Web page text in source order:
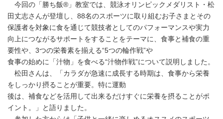
今回の「勝ち飯®」教室では、競泳オリンピックメダリスト・松
田丈志さんが登壇し、88名のスポーツに取り組むお子さまとその
保護者を対象に食を通じて競技者としてのパフォーマンスや実力
向上につながるサポートをすることをテーマに、食事と補食の重
要性や、3つの栄養素を揃える“5つの輪作戦”や
食事の始めに「汁物」を食べる“汁物作戦”について説明しました。
松田さんは、「カラダが急速に成長する時期は、食事から栄養
をしっかり摂ることが重要。特に運動
後は、補食などを活用して出来るだけすぐに栄養を摂ることがポ
イント。」と語りました。